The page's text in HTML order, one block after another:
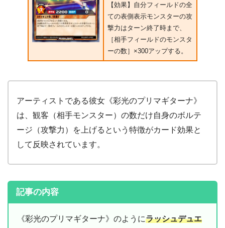
【効果】自分フィールドの全
ての表側表示モンスターの攻
撃力はターン終了時まで、
［相手フィールドのモンスタ
ーの数］×300アップする。
アーティストである彼女《彩光のプリマギターナ》
は、観客（相手モンスター）の数だけ自身のボルテ
ージ（攻撃力）を上げるという特徴がカード効果と
して反映されています。
記事の内容
《彩光のプリマギターナ》のようにラッシュデュエ